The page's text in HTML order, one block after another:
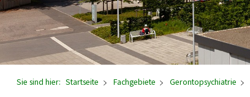
Sie sind hier: Startseite Fachgebiete Gerontopsychiatrie